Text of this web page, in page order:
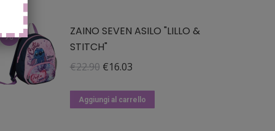
ZAINO SEVEN ASILO "LILLO &
STITCH"
€22.90 Il
originale
€16.03Il
attuale
Aggiungi al carrello